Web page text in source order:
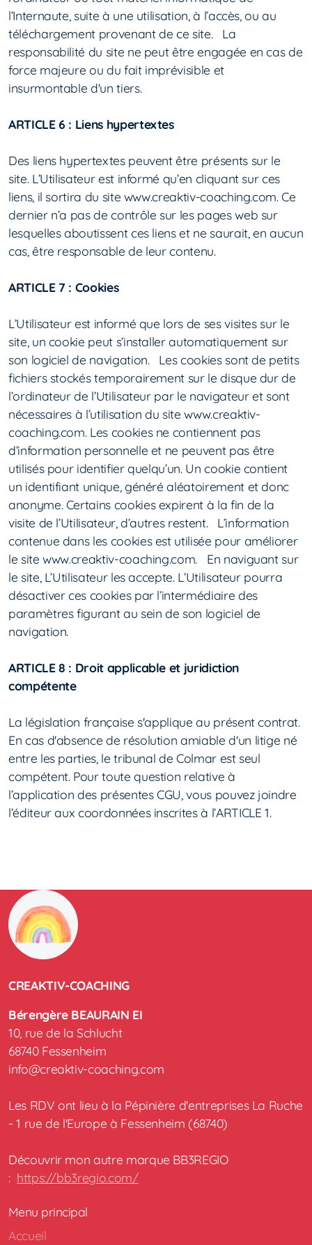
l’Internaute, suite à une utilisation, à l’accès, ou au
téléchargement provenant de ce site. La
responsabilité du site ne peut être engagée en cas de
force majeure ou du fait imprévisible et
insurmontable d'un tiers.
ARTICLE 6 : Liens hypertextes
Des liens hypertextes peuvent être présents sur le
site. L’Utilisateur est informé qu’en cliquant sur ces
liens, il sortira du site www.creaktiv-coaching.com. Ce
dernier n’a pas de contrôle sur les pages web sur
lesquelles aboutissent ces liens et ne saurait, en aucun
cas, être responsable de leur contenu.
ARTICLE 7 : Cookies
L’Utilisateur est informé que lors de ses visites sur le
site, un cookie peut s’installer automatiquement sur
son logiciel de navigation. Les cookies sont de petits
fichiers stockés temporairement sur le disque dur de
l’ordinateur de l’Utilisateur par le navigateur et sont
nécessaires à l’utilisation du site www.creaktiv-
coaching.com. Les cookies ne contiennent pas
d’information personnelle et ne peuvent pas être
utilisés pour identifier quelqu’un. Un cookie contient
un identifiant unique, généré aléatoirement et donc
anonyme. Certains cookies expirent à la fin de la
visite de l’Utilisateur, d’autres restent. L’information
contenue dans les cookies est utilisée pour améliorer
le site www.creaktiv-coaching.com. En naviguant sur
le site, L’Utilisateur les accepte. L’Utilisateur pourra
désactiver ces cookies par l’intermédiaire des
paramètres figurant au sein de son logiciel de
navigation.
ARTICLE 8 : Droit applicable et juridiction
compétente
La législation française s'applique au présent contrat.
En cas d'absence de résolution amiable d'un litige né
entre les parties, le tribunal de Colmar est seul
compétent. Pour toute question relative à
l’application des présentes CGU, vous pouvez joindre
l’éditeur aux coordonnées inscrites à l’ARTICLE 1.
CREAKTIV-COACHING
Bérengère BEAURAIN EI
10, rue de la Schlucht
68740 Fessenheim
info@creaktiv-coaching.com
Les RDV ont lieu à la Pépinière d'entreprises La Ruche
- 1 rue de l'Europe à Fessenheim (68740)
Découvrir mon autre marque BB3REGIO
: https://bb3regio.com/
Menu principal
Accueil